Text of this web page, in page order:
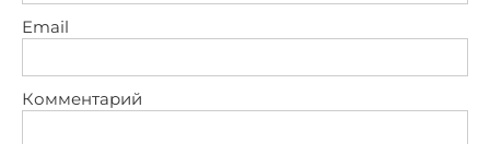
Email
Комментарий